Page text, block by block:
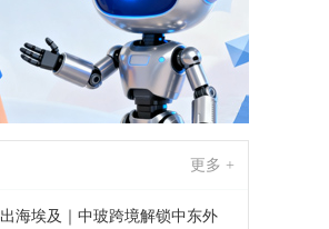
更多 +
出海埃及｜中玻跨境解锁中东外